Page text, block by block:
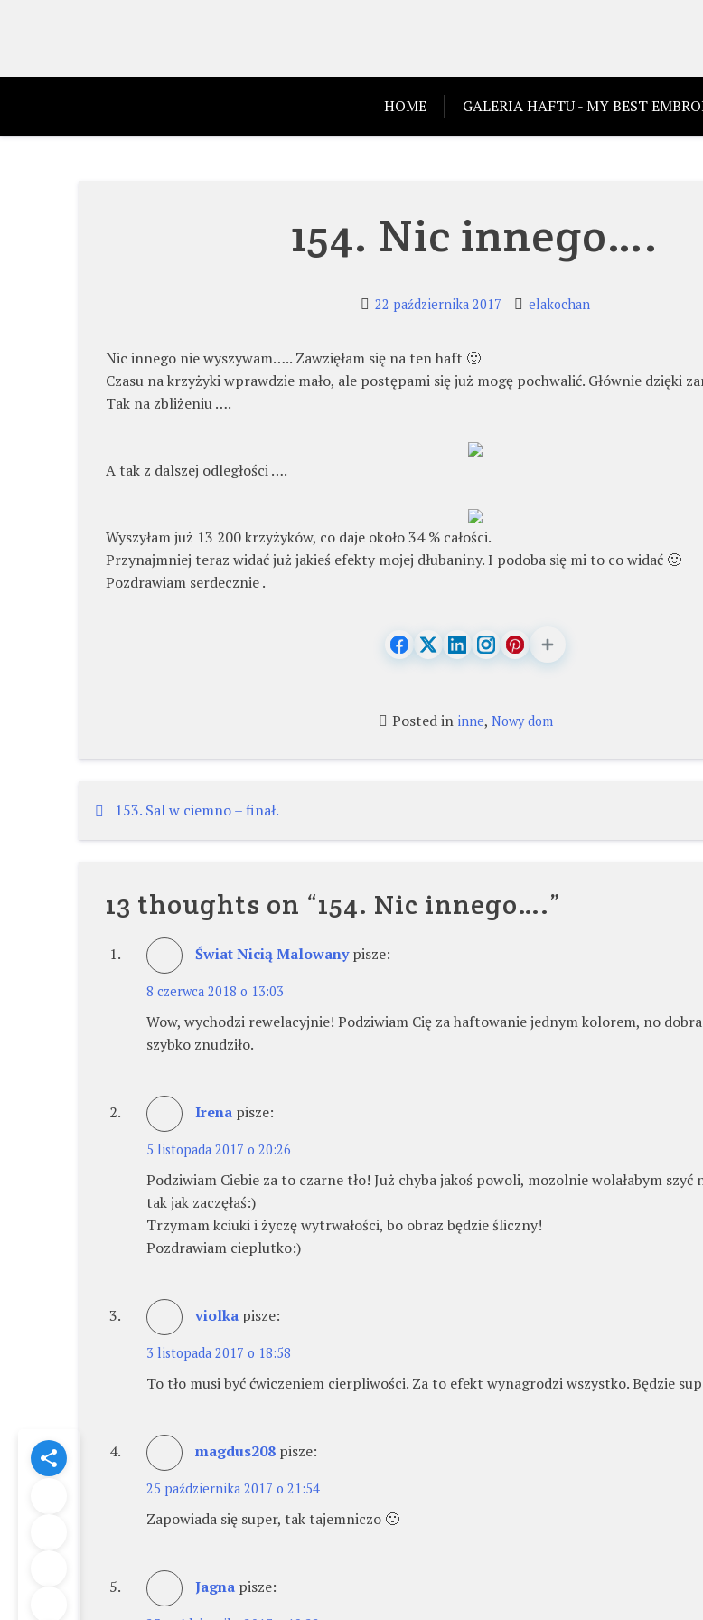
HOME GALERIA HAFTU - MY BEST
154. Nic innego….
22 października 2017 elakochan
Nic innego nie wyszywam….. Zawzięłam się na ten haft 🙂
Czasu na krzyżyki wprawdzie mało, ale postępami się już mogę pochwalić. Głównie dzięki
Tak na zbliżeniu ….
A tak z dalszej odległości ….
Wyszyłam już 13 200 krzyżyków, co daje około 34 % całości.
Przynajmniej teraz widać już jakieś efekty mojej dłubaniny. I podoba się mi to co widać 🙂
Pozdrawiam serdecznie .
Posted in inne,Nowy dom
Nawigacja
153. Sal w ciemno – finał.
13 thoughts on “154. Nic innego….”
Świat Nicią Malowany pisze:
8 czerwca 2018 o 13:03
Wow, wychodzi rewelacyjnie! Podziwiam Cię za haftowanie jednym kolorem, no
szybko znudziło.
Irena pisze:
5 listopada 2017 o 20:26
Podziwiam Ciebie za to czarne tło! Już chyba jakoś powoli, mozolnie wolałabym szyć
tak jak zaczęłaś:)
Trzymam kciuki i życzę wytrwałości, bo obraz będzie śliczny!
Pozdrawiam cieplutko:)
violka pisze:
3 listopada 2017 o 18:58
To tło musi być ćwiczeniem cierpliwości. Za to efekt wynagrodzi wszystko. Będzie
magdus208 pisze:
25 października 2017 o 21:54
Zapowiada się super, tak tajemniczo 🙂
Jagna pisze: